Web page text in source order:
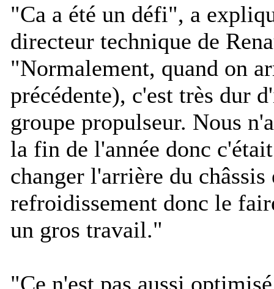
"Ca a été un défi", a
directeur technique de
"Normalement, quand on
précédente), c'est très dur
groupe propulseur. Nous
la fin de l'année donc
changer l'arrière du
refroidissement donc le
un gros travail."
"Ce n'est pas aussi